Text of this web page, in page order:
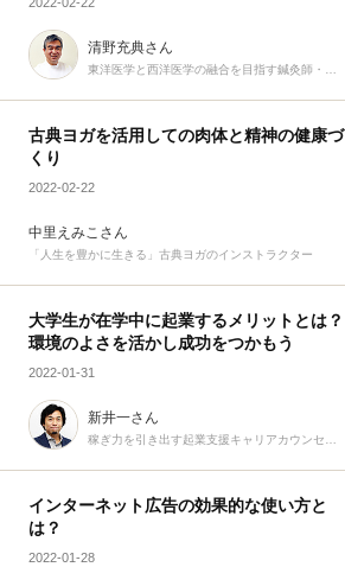
清野充典さん
古典ヨガを活用しての肉体と精神の健康づ
くり
2022-02-22
中里えみこさん
「人生を豊かに生きる」古典ヨガのインストラクター
大学生が在学中に起業するメリットとは？
環境のよさを活かし成功をつかもう
2022-01-31
新井一さん
インターネット広告の効果的な使い方と
は？
2022-01-28